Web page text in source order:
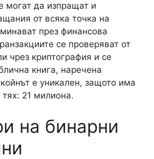
могат да изпращат и
от всяка точка на
през финансова
се проверяват от
чрез криптография и се
книга, наречена
е уникален, защото има
тях: 21 милиона.
на бинарни